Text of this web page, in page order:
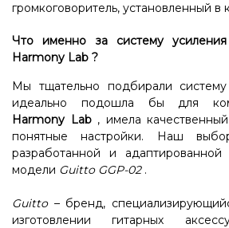
громкоговоритель, установленный в
Что именно за систему усиления
Harmony Lab ?
Мы тщательно подбирали систему
идеально подошла бы для
Harmony Lab, имела
понятные настройки. Наш
разработанной и
модели Guitto GGP-02.
Guitto– бренд,
изготовлении гитарных